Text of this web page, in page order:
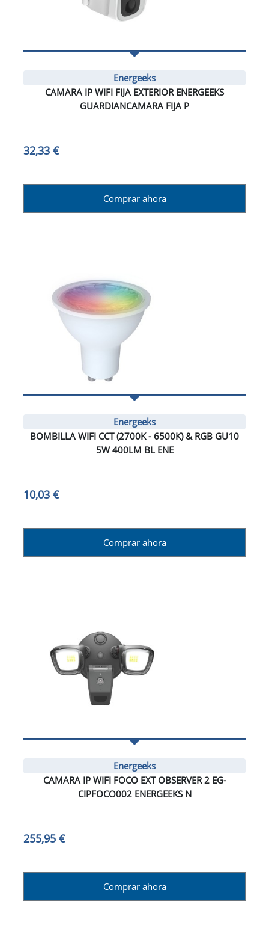
Energeeks
CAMARA IP WIFI FIJA EXTERIOR ENERGEEKS
GUARDIANCAMARA FIJA P
32,33 €
Comprar ahora
Energeeks
BOMBILLA WIFI CCT (2700K - 6500K) & RGB GU10
5W 400LM BL ENE
10,03 €
Comprar ahora
Energeeks
CAMARA IP WIFI FOCO EXT OBSERVER 2 EG-
CIPFOCO002 ENERGEEKS N
255,95 €
Comprar ahora